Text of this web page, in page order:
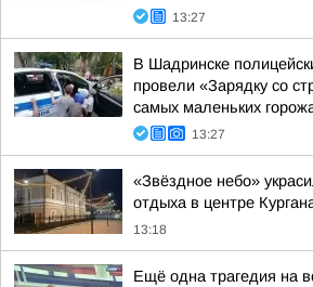
13:27
В Шадринске
провели «Зарядку со
самых маленьких
13:27
«Звёздное небо»
отдыха в центре
13:18
Ещё одна трагедия на